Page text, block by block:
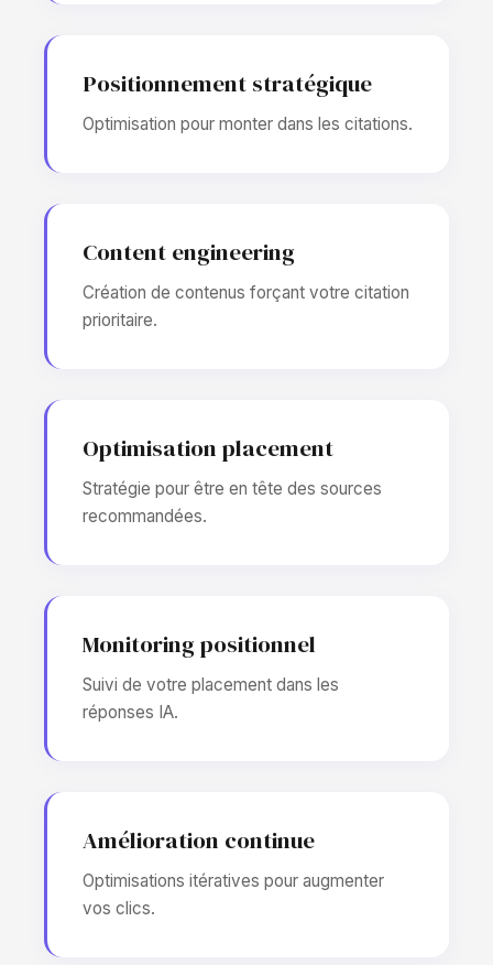
Positionnement stratégique
Optimisation pour monter dans les citations.
Content engineering
Création de contenus forçant votre citation
prioritaire.
Optimisation placement
Stratégie pour être en tête des sources
recommandées.
Monitoring positionnel
Suivi de votre placement dans les
réponses IA.
Amélioration continue
Optimisations itératives pour augmenter
vos clics.